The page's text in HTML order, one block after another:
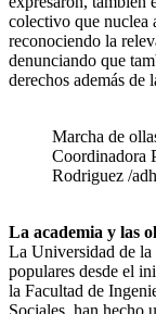
colectivo que nuclea
reconociendo la
denunciando que
derechos además de
Marcha de
Coordinadora
Rodriguez /
La academia y las
La Universidad de la
populares desde el
la Facultad de
Sociales, han hecho